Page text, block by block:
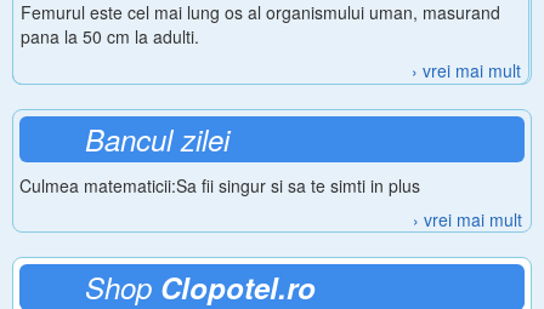
Femurul este cel mai lung os al organismului uman, masurand
pana la 50 cm la adulti.
› vrei mai mult
Bancul zilei
Culmea matematicii:Sa fii singur si sa te simti in plus
› vrei mai mult
Shop Clopotel.ro